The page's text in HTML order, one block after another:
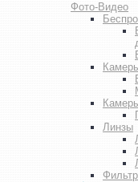
Фото-Видео
Линзы